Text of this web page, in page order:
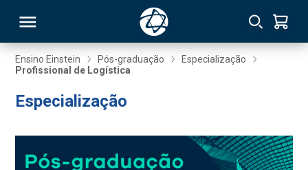
Ensino Einstein Pós-graduação
Especialização
Profissional de Logística
Especialização